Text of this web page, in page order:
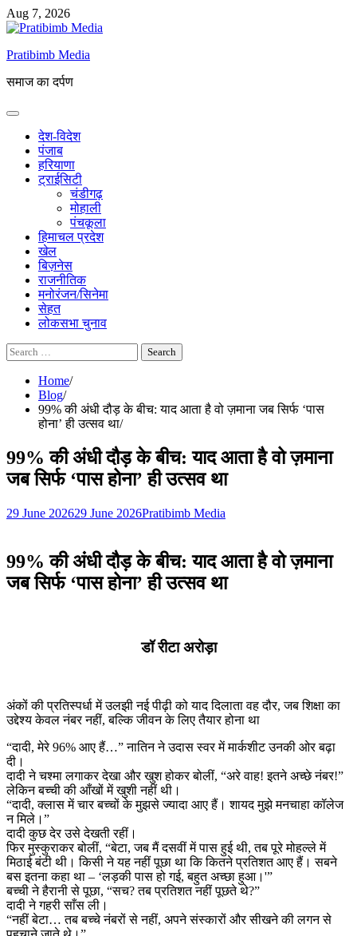
Skip
to
Aug 7, 2026
Pratibimb Media
समाज का दर्पण
देश-विदेश
पंजाब
हरियाणा
ट्राईसिटी
चंडीगढ़
मोहाली
पंचकूला
हिमाचल प्रदेश
खेल
बिज़नेस
राजनीतिक
मनोरंजन/सिनेमा
सेहत
लोकसभा चुनाव
Search
for:
Home
Blog
99% की अंधी दौड़ के बीच: याद आता है वो ज़माना जब सिर्फ ‘पास
होना’ ही उत्सव था
99% की अंधी दौड़ के बीच: याद आता है वो ज़माना
जब सिर्फ ‘पास होना’ ही उत्सव था
29 June 202629 June 2026Pratibimb Media
99% की अंधी दौड़ के बीच: याद आता है वो ज़माना
जब सिर्फ ‘पास होना’ ही उत्सव था
डॉ रीटा अरोड़ा
अंकों की प्रतिस्पर्धा में उलझी नई पीढ़ी को याद दिलाता वह दौर, जब शिक्षा का
उद्देश्य केवल नंबर नहीं, बल्कि जीवन के लिए तैयार होना था
“दादी, मेरे 96% आए हैं…” नातिन ने उदास स्वर में मार्कशीट उनकी ओर बढ़ा
दी।
दादी ने चश्मा लगाकर देखा और खुश होकर बोलीं, “अरे वाह! इतने अच्छे नंबर!”
लेकिन बच्ची की आँखों में खुशी नहीं थी।
“दादी, क्लास में चार बच्चों के मुझसे ज्यादा आए हैं। शायद मुझे मनचाहा कॉलेज
न मिले।”
दादी कुछ देर उसे देखती रहीं।
फिर मुस्कुराकर बोलीं, “बेटा, जब मैं दसवीं में पास हुई थी, तब पूरे मोहल्ले में
मिठाई बंटी थी। किसी ने यह नहीं पूछा था कि कितने प्रतिशत आए हैं। सबने
बस इतना कहा था – ‘लड़की पास हो गई, बहुत अच्छा हुआ।'”
बच्ची ने हैरानी से पूछा, “सच? तब प्रतिशत नहीं पूछते थे?”
दादी ने गहरी साँस ली।
“नहीं बेटा… तब बच्चे नंबरों से नहीं, अपने संस्कारों और सीखने की लगन से